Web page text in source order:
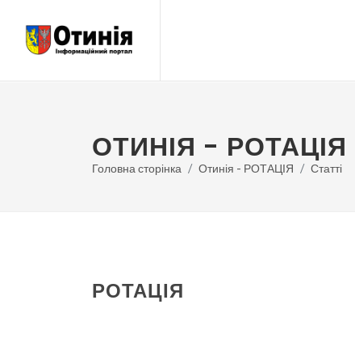
ОТИНІЯ - РОТАЦІЯ
Головна сторінка Отинія - РОТАЦІЯ Статті
РОТАЦІЯ